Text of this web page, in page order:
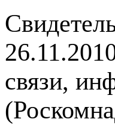
связи,